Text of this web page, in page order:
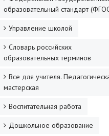
образовательный стандарт
Управление школой
Словарь российских
образовательных терминов
Все для учителя.
мастерская
Воспитательная работа
Дошкольное образование